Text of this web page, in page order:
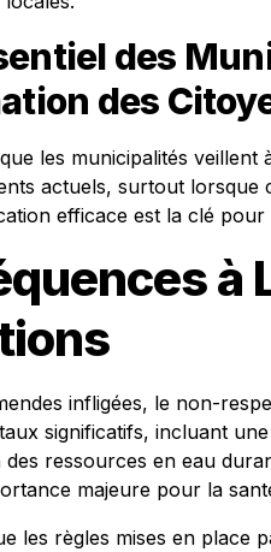
des
des
les municipalités
actuels, surtout lorsque
efficace est la clé
à
infligées, le non-
significatifs, incluant
ressources en eau
majeure pour la
les règles mises en place